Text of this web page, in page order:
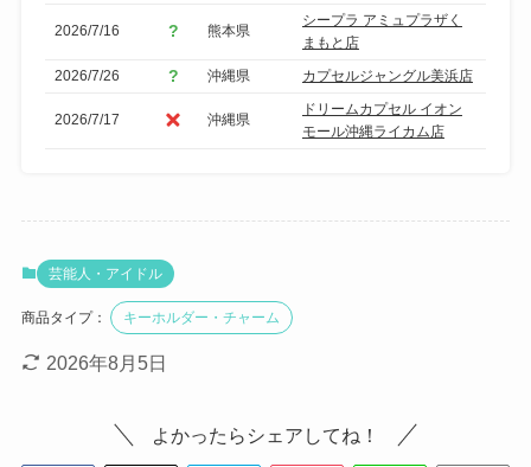
2026/7/16 熊本県
シープラ アミュプラザく
まもと店
2026/7/26
沖縄県 カプセルジャングル美浜店
2026/7/17 沖縄県
ドリームカプセル イオン
モール沖縄ライカム店
芸能人・アイドル
商品タイプ： キーホルダー・チャーム
2026年8月5日
よかったらシェアしてね！